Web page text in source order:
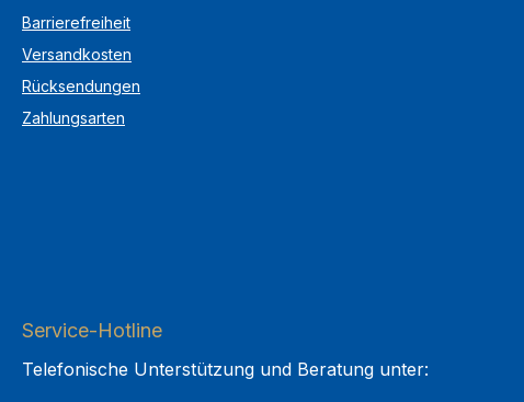
Barrierefreiheit
Versandkosten
Rücksendungen
Zahlungsarten
Service-Hotline
Telefonische Unterstützung und Beratung unter: